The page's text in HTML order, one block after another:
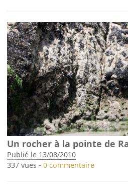
Un rocher à la pointe de
Publié le 13/08/2010
337 vues -0 commentaire